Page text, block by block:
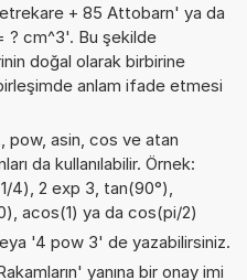
+ 85 Attobarn' ya da
? cm^3'. Bu şekilde
doğal olarak birbirine
anlam ifade etmesi
pow, asin, cos ve atan
da kullanılabilir. Örnek:
4), 2 exp 3, tan(90°),
acos(1) ya da cos(pi/2)
'4 pow 3' de yazabilirsiniz.
yanına bir onay imi